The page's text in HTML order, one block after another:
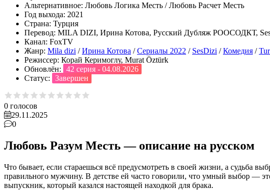
Альтернативное: Любовь Логика Месть / Любовь Расчет Месть
Год выхода: 2021
Страна: Турция
Перевод: MILA DIZI, Ирина Котова, Русский Дубляж РООСОДКТ,
Канал: FoxTV
Жанр: Mila dizi /Ирина Котова /Сериалы 2022 / SesDizi /Комедия /
Режиссер: Корай Керимоглу, Murat Öztürk
Обновлён:
42 серия - 04.08.2026
Статус:
Завершен
0 голосов
29.11.2025
0
Любовь Разум Месть — описание на русском
Что бывает, если стараешься всё предусмотреть в своей жизни, а судьба
правильного мужчину. В детстве ей часто говорили, что умный выбор —
выпускник, который казался настоящей находкой для брака.